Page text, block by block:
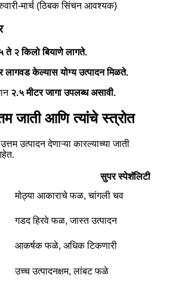
मार्च (ठिबक सिंचन आवश्यक)
ते २ किलो बियाणे लागते.
केल्यास योग्य उत्पादन मिळते.
२.५ मीटर जागा उपलब्ध असावी.
जाती आणि त्यांचे स्त्रोत
उत्पादन देणाऱ्या कारल्याच्या जाती
सुपर स्पेशॅलिटी
मोठ्या आकाराचे फळ, चांगली चव
गडद हिरवे फळ, जास्त उत्पादन
आकर्षक फळे, अधिक टिकणारी
उच्च उत्पादनक्षम, लांबट फळे